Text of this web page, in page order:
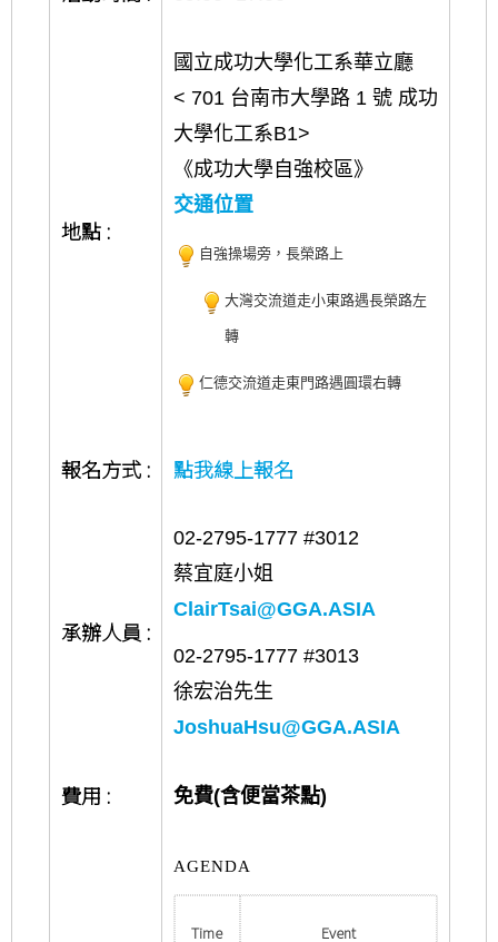
地點:
國立成功大學化工系華立廳
< 701 台南市大學路 1 號 成功
大學化工系B1>
《成功大學自強校區》
交通位置
自強操場旁，長榮路上
大灣交流道走小東路遇長榮路左
轉
仁德交流道走東門路遇圓環右轉
報名方式: 點我線上報名
承辦人員 :
02-2795-1777 #3012
蔡宜庭小姐
ClairTsai@GGA.ASIA
02-2795-1777 #3013
徐宏治先生
JoshuaHsu@GGA.ASIA
費用 : 免費(含便當茶點)
AGENDA
Time Event